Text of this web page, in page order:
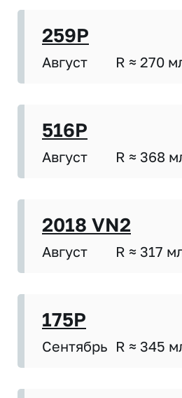
259P
Август R ≈ 270
516P
Август R ≈ 368
2018 VN2
Август R ≈ 317
175P
Сентябрь R ≈ 345